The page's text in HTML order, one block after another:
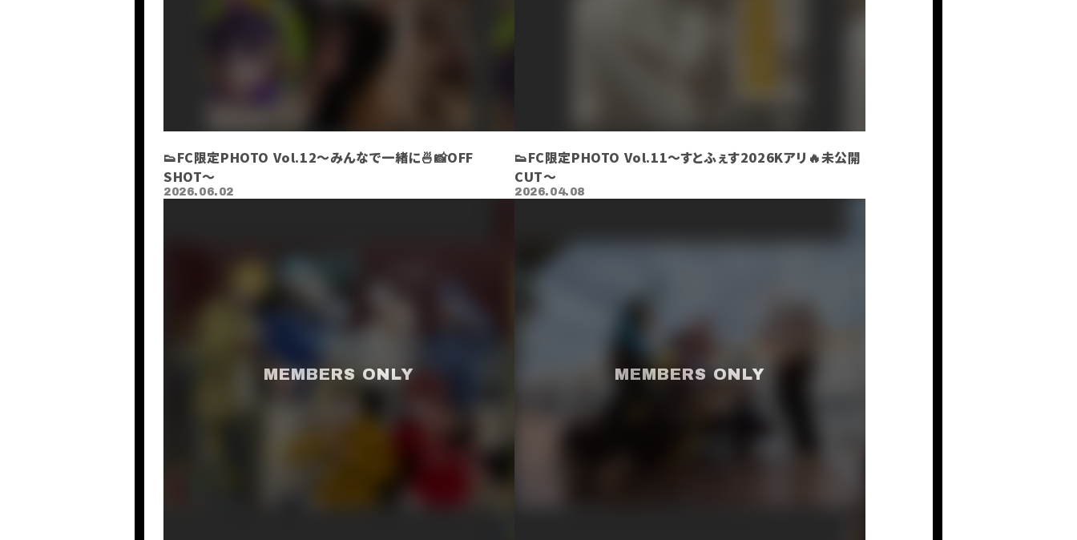
SCHEDULE
PROFILE
DISCOGRAPHY
PHOTO
MOVIE
Q&A
すにくじ
👟FC限定PHOTO Vol.12～みんなで一緒に🍜📸OFF
SHOT〜
2026.06.02
👟FC限定PHOTO Vol.11～すとふぇす2026Kアリ🔥未公開
CUT〜
2026.04.08